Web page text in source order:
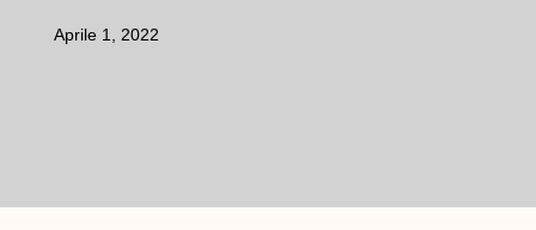
Aprile 1, 2022